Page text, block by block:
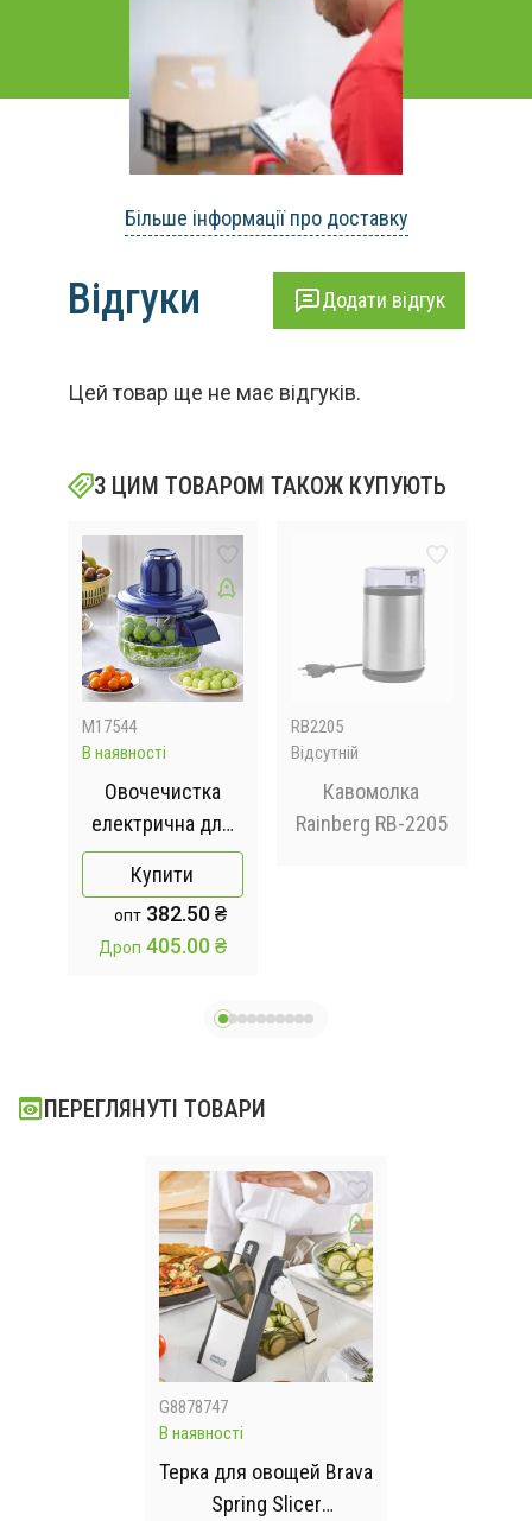
Більше інформації про доставку
Відгуки Додати відгук
Цей товар ще не має відгуків.
З ЦИМ ТОВАРОМ ТАКОЖ КУПУЮТЬ
M17544
В наявності
Овочечистка
електрична для
чищення фруктів
та овочів
20х20х23 см
Купити
опт382.50 ₴
Дроп 405.00 ₴
RB2205
Відсутній
Кавомолка
Rainberg RB-2205
ПЕРЕГЛЯНУТІ ТОВАРИ
G8878747
В наявності
Терка для овощей Brava
Spring Slicer